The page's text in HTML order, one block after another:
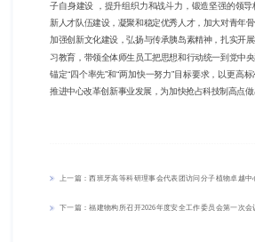
子自身建设 ，提升组织力和战斗力，锻造坚强的领导
新人才队伍建设，凝聚和稳定优秀人才，加大对青年
加强创新文化建设，弘扬与传承胰岛素精神，扎实开
习教育，带领全体师生员工把思想和行动统一到党中央
锚定“四个率先”和“两加快一努力”目标要求，以更高
推进中心改革创新事业发展，为加快抢占科技制高点做
上一篇：西班牙高等科研理事会代表团访问分子植物卓越中
下一篇：福建物构所召开2026年度安全工作委员会第一次会